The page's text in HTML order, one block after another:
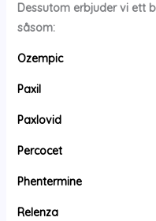
Dessutom erbjuder vi ett
såsom:
Ozempic
Paxil
Paxlovid
Percocet
Phentermine
Relenza